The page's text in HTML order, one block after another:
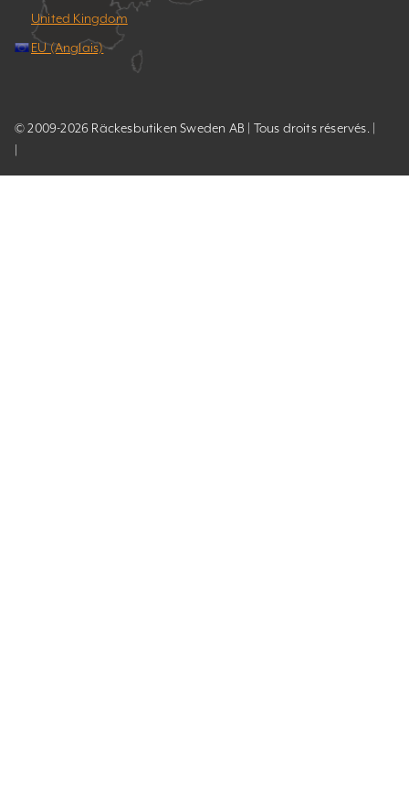
United Kingdom
EU (Anglais)
© 2009-2026 Räckesbutiken Sweden AB | Tous droits réservés. |